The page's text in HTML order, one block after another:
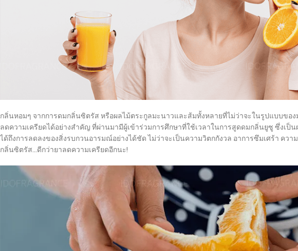
กลิ่นหอมๆ จากการดมกลิ่นซิตรัส หรือผลไม้ตระกูลมะนาวและส้มทั้งหลายที่ไม่ว่าจะในรูปแบบขอ
ลดความเครียดได้อย่างสำคัญ ที่ผ่านมามีผู้เข้าร่วมการศึกษาที่ใช้เวลาในการสูดดมกลิ่นยูซู ซึ่งเป็
ได้ถึงการลดลงของสิ่งรบกวนอารมณ์อย่างได้ชัด ไม่ว่าจะเป็นความวิตกกังวล อาการซึมเศร้า คว
กลิ่นซิตรัส…ดีกว่ายาลดความเครียดอีกนะ!